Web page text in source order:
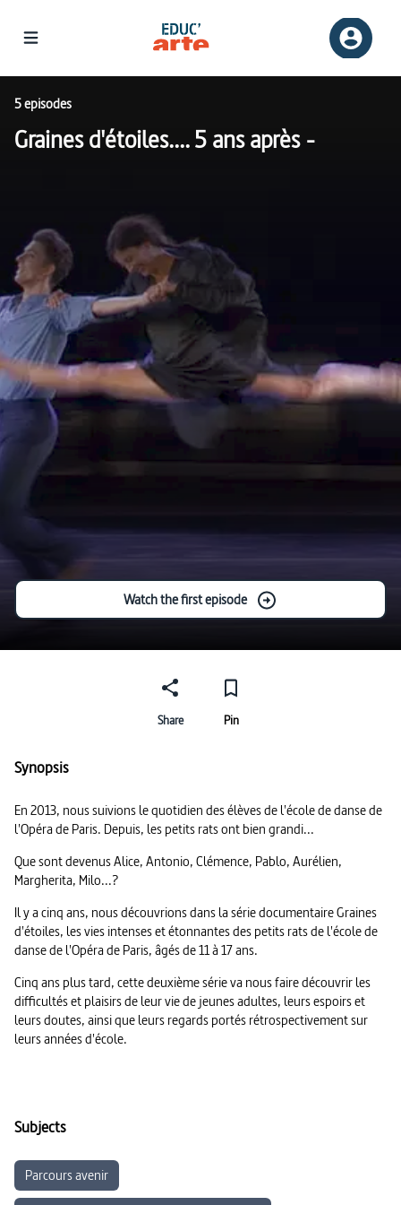
Graines d'étoiles.... 5 ans après -
5 episodes
Watch the first episode
Share Pin
Synopsis
En 2013, nous suivions le quotidien des élèves de l'école de danse de
l'Opéra de Paris. Depuis, les petits rats ont bien grandi...
Que sont devenus Alice, Antonio, Clémence, Pablo, Aurélien,
Margherita, Milo...?
Il y a cinq ans, nous découvrions dans la série documentaire Graines
d'étoiles, les vies intenses et étonnantes des petits rats de l'école de
danse de l'Opéra de Paris, âgés de 11 à 17 ans.
Cinq ans plus tard, cette deuxième série va nous faire découvrir les
difficultés et plaisirs de leur vie de jeunes adultes, leurs espoirs et
leurs doutes, ainsi que leurs regards portés rétrospectivement sur
leurs années d'école.
Subjects
Parcours avenir